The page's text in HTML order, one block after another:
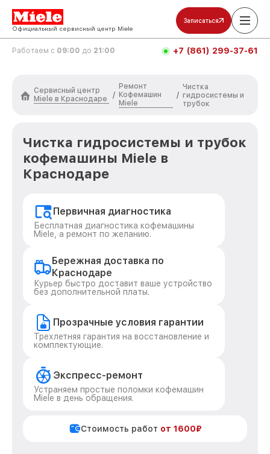
Официальный сервисный центр Miele
Записаться
Работаем с 09:00 до 21:00 +7 (861) 299-37-61
Сервисный центр
Miele в Краснодаре
/
Ремонт
Кофемашин
Miele
/
Чистка
гидросистемы и
трубок
Чистка гидросистемы и трубок
кофемашины Miele в
Краснодаре
Первичная диагностика
Бесплатная диагностика кофемашины
Miele, а ремонт по желанию.
Бережная доставка по
Краснодаре
Курьер быстро доставит ваше устройство
без дополнительной платы.
Прозрачные условия гарантии
Трехлетняя гарантия на восстановление и
комплектующие.
Экспресс-ремонт
Устраняем простые поломки кофемашин
Miele в день обращения.
Стоимость работ от 1600₽